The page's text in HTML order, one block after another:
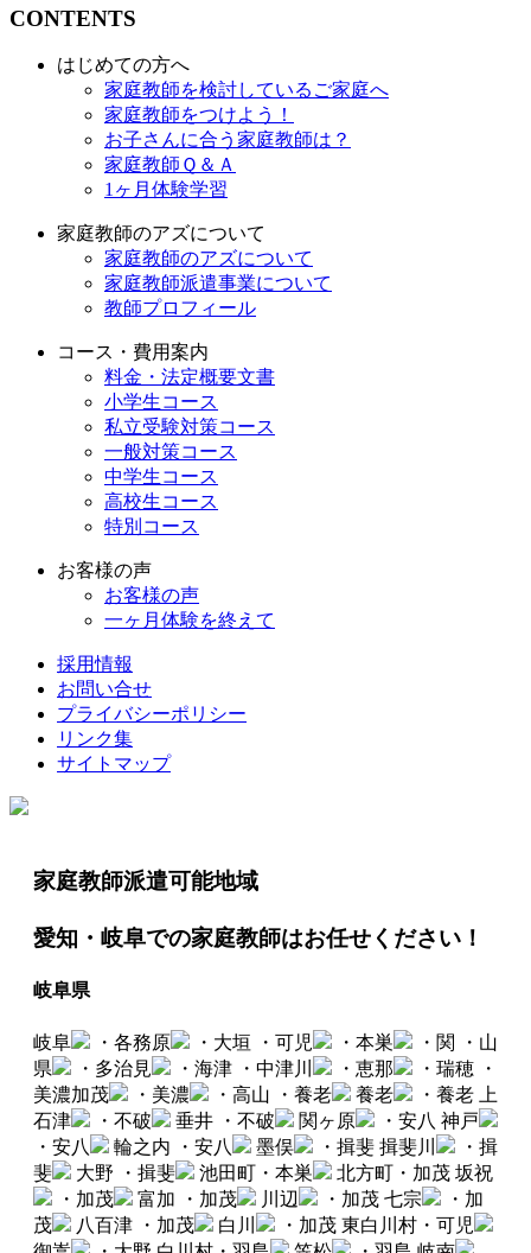
CONTENTS
はじめての方へ
家庭教師を検討しているご家庭へ
家庭教師をつけよう！
お子さんに合う家庭教師は？
家庭教師Ｑ＆Ａ
1ヶ月体験学習
家庭教師のアズについて
家庭教師のアズについて
家庭教師派遣事業について
教師プロフィール
コース・費用案内
料金・法定概要文書
小学生コース
私立受験対策コース
一般対策コース
中学生コース
高校生コース
特別コース
お客様の声
お客様の声
一ヶ月体験を終えて
採用情報
お問い合せ
プライバシーポリシー
リンク集
サイトマップ
家庭教師派遣可能地域
愛知・岐阜での家庭教師はお任せください！
岐阜県
岐阜 ・各務原 ・大垣 ・可児 ・本巣 ・関
・山
県
・多治見 ・海津 ・中津川 ・恵那 ・瑞穂 ・
美濃加茂
・美濃 ・高山 ・養老 養老 ・養老 上
石津
・不破 垂井 ・不破 関ヶ原 ・安八 神戸
・安八
輪之内 ・安八 墨俣 ・揖斐 揖斐川
・揖
斐
大野 ・揖斐 池田町・本巣 北方町・加茂 坂祝
・加茂
富加 ・加茂 川辺 ・加茂 七宗
・加
茂
八百津 ・加茂 白川 ・加茂 東白川村・可児